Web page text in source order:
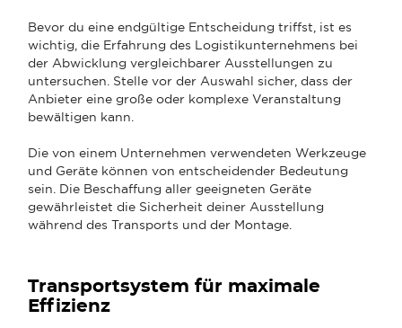
Bevor du eine endgültige Entscheidung triffst, ist es
wichtig, die Erfahrung des Logistikunternehmens bei
der Abwicklung vergleichbarer Ausstellungen zu
untersuchen. Stelle vor der Auswahl sicher, dass der
Anbieter eine große oder komplexe Veranstaltung
bewältigen kann.
Die von einem Unternehmen verwendeten Werkzeuge
und Geräte können von entscheidender Bedeutung
sein. Die Beschaffung aller geeigneten Geräte
gewährleistet die Sicherheit deiner Ausstellung
während des Transports und der Montage.
Transportsystem für maximale
Effizienz